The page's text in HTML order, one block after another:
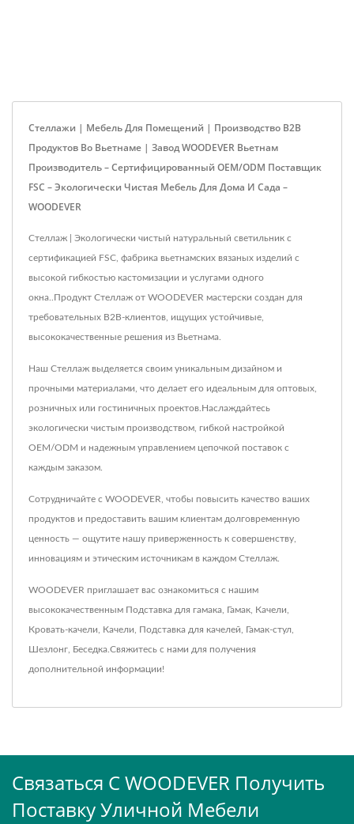
Стеллажи | Мебель Для Помещений | Производство B2B
Продуктов Во Вьетнаме | Завод WOODEVER Вьетнам
Производитель – Сертифицированный OEM/ODM Поставщик
FSC – Экологически Чистая Мебель Для Дома И Сада –
WOODEVER
Стеллаж | Экологически чистый натуральный светильник с
сертификацией FSC, фабрика вьетнамских вязаных изделий с
высокой гибкостью кастомизации и услугами одного
окна..Продукт Стеллаж от WOODEVER мастерски создан для
требовательных B2B-клиентов, ищущих устойчивые,
высококачественные решения из Вьетнама.
Наш Стеллаж выделяется своим уникальным дизайном и
прочными материалами, что делает его идеальным для оптовых,
розничных или гостиничных проектов.Наслаждайтесь
экологически чистым производством, гибкой настройкой
OEM/ODM и надежным управлением цепочкой поставок с
каждым заказом.
Сотрудничайте с WOODEVER, чтобы повысить качество ваших
продуктов и предоставить вашим клиентам долговременную
ценность — ощутите нашу приверженность к совершенству,
инновациям и этическим источникам в каждом Стеллаж.
WOODEVER приглашает вас ознакомиться с нашим
высококачественным Подставка для гамака Гамак Качели
Кровать-качели Качели Подставка для качелей Гамак-стул
Шезлонг Беседка Свяжитесь с нами для получения
дополнительной информации!
Связаться С WOODEVER Получить
Поставку Уличной Мебели